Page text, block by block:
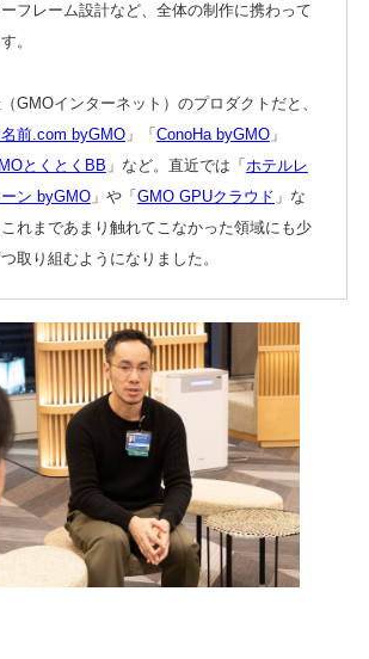
フレーム設計など、全体の制作に携わって
。
GMOインターネット）のプロダクトだと、
前.com byGMO」「 ConoHa byGMO」
とくとくBB 」など。直近では「 ホテルレ
ン byGMO」や「 GMO GPUクラウド 」な
これまであまり触れてこなかった領域にも少
取り組むようになりました。